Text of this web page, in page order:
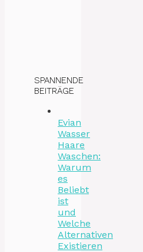
SPANNENDE
BEITRÄGE
Evian
Wasser
Haare
Waschen:
Warum
es
Beliebt
ist
und
Welche
Alternativen
Existieren